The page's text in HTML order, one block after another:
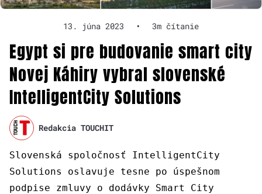
13. júna 2023 • 3m čítanie
Egypt si pre budovanie smart city
Novej Káhiry vybral slovenské
IntelligentCity Solutions
Redakcia TOUCHIT
Slovenská spoločnosť IntelligentCity
Solutions oslavuje tesne po úspešnom
podpise zmluvy o dodávky Smart City